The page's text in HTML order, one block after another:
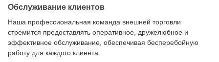
Обслуживание клиентов
Наша профессиональная команда внешней торговли
стремится предоставлять оперативное, дружелюбное и
эффективное обслуживание, обеспечивая бесперебойную
работу для каждого клиента.